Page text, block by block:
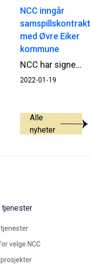
NCC inngår
samspillskontrakt
med Øvre Eiker
kommune
NCC har signert samspillskontrakt med Øvre Eiker kommune for nytt renseanlegg i Hokksund.
2022-01-19
Alle
nyheter
tjenester
velge NCC